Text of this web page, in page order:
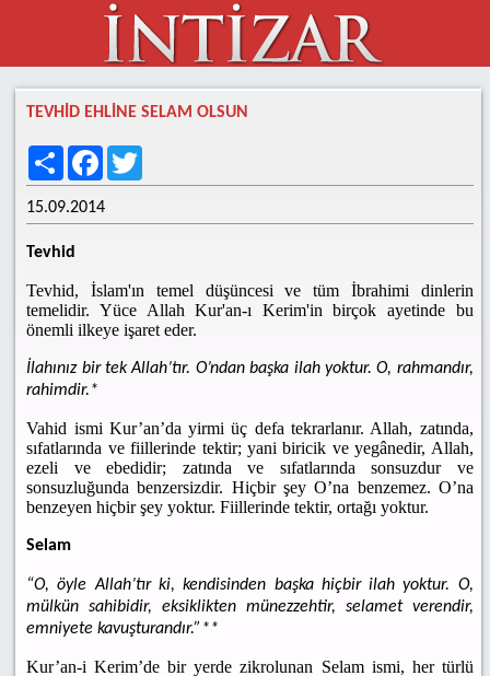
TEVHİD EHLİNE SELAM OLSUN
Share Facebook
15.09.2014
Tevhid
Tevhid, İslam'ın temel düşüncesi ve tüm İbrahimi dinlerin
temelidir. Yüce Allah Kur'an-ı Kerim'in birçok ayetinde bu
önemli ilkeye işaret eder.
İlahınız bir tek Allah’tır. O’ndan başka ilah yoktur. O, rahmandır,
rahimdir.*
Vahid ismi Kur’an’da yirmi üç defa tekrarlanır. Allah, zatında,
sıfatlarında ve fiillerinde tektir; yani biricik ve yegânedir, Allah,
ezeli ve ebedidir; zatında ve sıfatlarında sonsuzdur ve
sonsuzluğunda benzersizdir. Hiçbir şey O’na benzemez. O’na
benzeyen hiçbir şey yoktur. Fiillerinde tektir, ortağı yoktur.
Selam
“O, öyle Allah’tır ki, kendisinden başka hiçbir ilah yoktur. O,
mülkün sahibidir, eksiklikten münezzehtir, selamet verendir,
emniyete kavuşturandır.”**
Kur’an-i Kerim’de bir yerde zikrolunan Selam ismi, her türlü